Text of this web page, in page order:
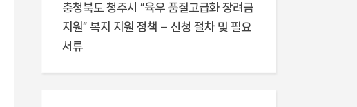
충청북도 청주시 “육우 품질고급화 장려금
지원” 복지 지원 정책 – 신청 절차 및 필요
서류